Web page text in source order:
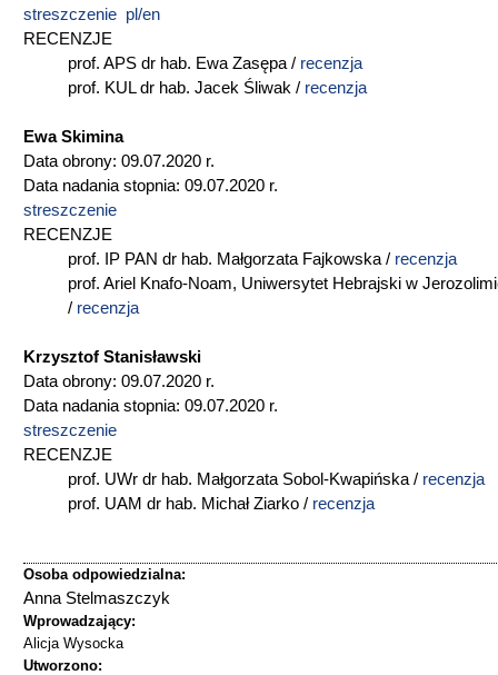
streszczenie pl/en
RECENZJE
prof. APS dr hab. Ewa Zasępa / recenzja
prof. KUL dr hab. Jacek Śliwak / recenzja
Ewa Skimina
Data obrony: 09.07.2020 r.
Data nadania stopnia: 09.07.2020 r.
streszczenie
RECENZJE
prof. IP PAN dr hab. Małgorzata Fajkowska / recenzja
prof. Ariel Knafo-Noam, Uniwersytet Hebrajski w
/ recenzja
Krzysztof Stanisławski
Data obrony: 09.07.2020 r.
Data nadania stopnia: 09.07.2020 r.
streszczenie
RECENZJE
prof. UWr dr hab. Małgorzata Sobol-Kwapińska / recenzja
prof. UAM dr hab. Michał Ziarko / recenzja
Osoba odpowiedzialna:
Anna Stelmaszczyk
Wprowadzający:
Alicja Wysocka
Utworzono: